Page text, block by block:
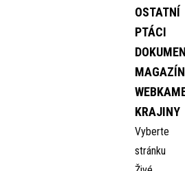
OSTATNÍ
PTÁCI
MAGAZÍN
KRAJINY
Vyberte
stránku